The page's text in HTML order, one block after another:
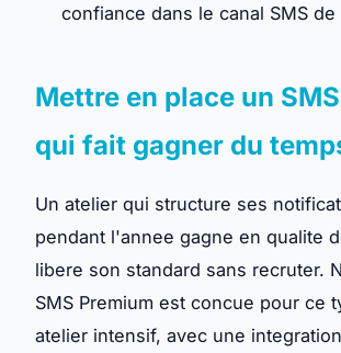
confiance dans le canal SMS de
Mettre en place un
qui fait gagner du
Un atelier qui structure ses
pendant l'annee gagne en qualite
libere son standard sans recruter.
SMS Premium est concue pour ce
atelier intensif, avec une